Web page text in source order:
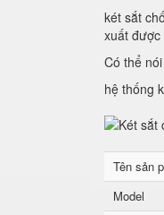
két sắt
xuất được
Có thể
hệ thống
Tên sản
Model